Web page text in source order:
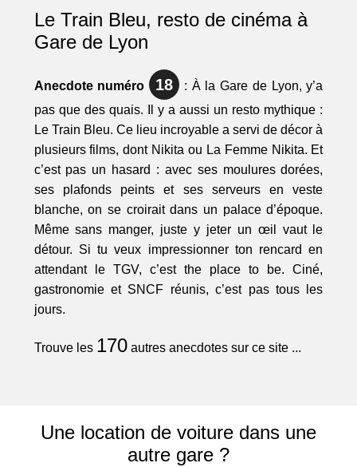
Le Train Bleu, resto de cinéma à
Gare de Lyon
Anecdote numéro 18
: À la Gare de Lyon, y’a
pas que des quais. Il y a aussi un resto mythique :
Le Train Bleu. Ce lieu incroyable a servi de décor à
plusieurs films, dont Nikita ou La Femme Nikita. Et
c’est pas un hasard : avec ses moulures dorées,
ses plafonds peints et ses serveurs en veste
blanche, on se croirait dans un palace d’époque.
Même sans manger, juste y jeter un œil vaut le
détour. Si tu veux impressionner ton rencard en
attendant le TGV, c’est the place to be. Ciné,
gastronomie et SNCF réunis, c’est pas tous les
jours.
Trouve les 170autres anecdotes sur ce site ...
Une location de voiture dans une
autre gare ?